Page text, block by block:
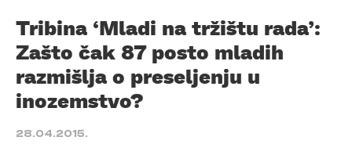
Tribina ‘Mladi na tržištu rada’:
Zašto čak 87 posto mladih
razmišlja o preseljenju u
inozemstvo?
28.04.2015.